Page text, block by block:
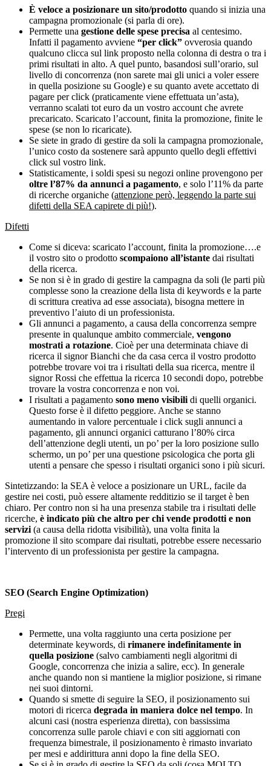
È veloce a posizionare un sito/prodotto quando si inizia una
campagna promozionale (si parla di ore).
Permette una gestione delle spese precisa al centesimo.
Infatti il pagamento avviene “per click” ovverosia quando
qualcuno clicca sul link proposto nella colonna di destra o tra i
primi risultati in alto. A quel punto, basandosi sull’orario, sul
livello di concorrenza (non sarete mai gli unici a voler essere
in quella posizione su Google) e su quanto avete accettato di
pagare per click (praticamente viene effettuata un’asta),
verranno scalati tot euro da un vostro account che avrete
precaricato. Scaricato l’account, finita la promozione, finite le
spese (se non lo ricaricate).
Se siete in grado di gestire da soli la campagna promozionale,
l’unico costo da sostenere sarà appunto quello degli effettivi
click sul vostro link.
Statisticamente, i soldi spesi su negozi online provengono per
oltre l’87% da annunci a pagamento, e solo l’11% da parte
di ricerche organiche (attenzione però, leggendo la parte sui
difetti della SEA capirete di più!).
Difetti
Come si diceva: scaricato l’account, finita la promozione….e
il vostro sito o prodotto scompaiono all’istante dai risultati
della ricerca.
Se non si è in grado di gestire la campagna da soli (le parti più
complesse sono la creazione della lista di keywords e la parte
di scrittura creativa ad esse associata), bisogna mettere in
preventivo l’aiuto di un professionista.
Gli annunci a pagamento, a causa della concorrenza sempre
presente in qualunque ambito commerciale, vengono
mostrati a rotazione. Cioè per una determinata chiave di
ricerca il signor Bianchi che da casa cerca il vostro prodotto
potrebbe trovare voi tra i risultati della sua ricerca, mentre il
signor Rossi che effettua la ricerca 10 secondi dopo, potrebbe
trovare la vostra concorrenza e non voi.
I risultati a pagamento sono meno visibili di quelli organici.
Questo forse è il difetto peggiore. Anche se stanno
aumentando in valore percentuale i click sugli annunci a
pagamento, gli annunci organici catturano l’80% circa
dell’attenzione degli utenti, un po’ per la loro posizione sullo
schermo, un po’ per una questione psicologica che porta gli
utenti a pensare che spesso i risultati organici sono i più sicuri.
Sintetizzando: la SEA è veloce a posizionare un URL, facile da
gestire nei costi, può essere altamente redditizio se il target è ben
chiaro. Per contro non si ha una presenza stabile tra i risultati delle
ricerche, è indicato più che altro per chi vende prodotti e non
servizi (a causa della ridotta visibilità), una volta finita la
promozione il sito scompare dai risultati, potrebbe essere necessario
l’intervento di un professionista per gestire la campagna.
SEO (Search Engine Optimization)
Pregi
Permette, una volta raggiunto una certa posizione per
determinate keywords, di rimanere indefinitamente in
quella posizione (salvo cambiamenti negli algoritmi di
Google, concorrenza che inizia a salire, ecc). In generale
anche quando non si mantiene la miglior posizione, si rimane
nei suoi dintorni.
Quando si smette di seguire la SEO, il posizionamento sui
motori di ricerca degrada in maniera dolce nel tempo. In
alcuni casi (nostra esperienza diretta), con bassissima
concorrenza sulle parole chiavi e con siti aggiornati con
frequenza bimestrale, il posizionamento è rimasto invariato
per mesi e addirittura anni dopo la fine della SEO.